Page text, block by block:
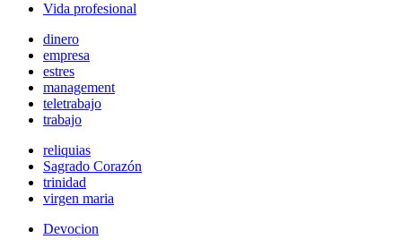
Vida profesional
dinero
empresa
estres
management
teletrabajo
trabajo
reliquias
Sagrado Corazón
trinidad
virgen maria
Devocion